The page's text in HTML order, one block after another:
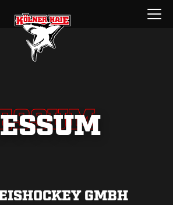
Menü
öffnen
GMBH